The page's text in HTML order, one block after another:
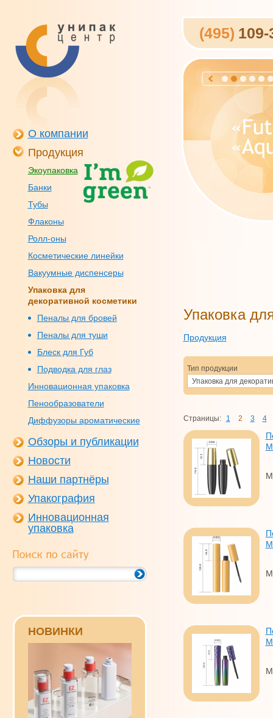
О компании
Продукция
Экоупаковка
Банки
Тубы
Флаконы
Ролл-оны
Косметические линейки
Вакуумные диспенсеры
Упаковка для
декоративной косметики
Пеналы для бровей
Пеналы для туши
Блеск для Губ
Подводка для глаз
Инновационная упаковка
Пенообразователи
Диффузоры ароматические
Обзоры и публикации
Новости
Наши партнёры
Упакография
Инновационная
упаковка
НОВИНКИ
(495) 109-
Упаковка
Продукция
Тип продукции
Упаковка для
Страницы: 1 2 3 4